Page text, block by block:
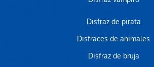
Disfraz de pirata
Disfraces de animales
Disfraz de bruja